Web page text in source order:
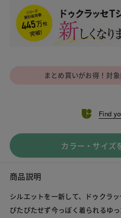
まとめ買いがお得！対
Find
カラー・サイズ
商品説明
シルエットを一新して、ドゥクラ
ぴたぴたせず今っぽく着られるゆ